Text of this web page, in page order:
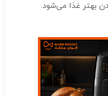
بهتر غذا می‌شود.